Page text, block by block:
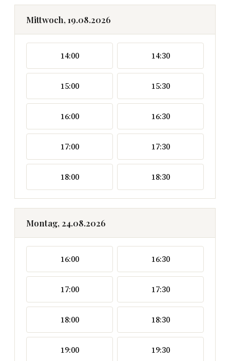
Mittwoch, 19.08.2026
14:00 14:30
15:00 15:30
16:00 16:30
17:00 17:30
18:00 18:30
Montag, 24.08.2026
16:00 16:30
17:00 17:30
18:00 18:30
19:00 19:30